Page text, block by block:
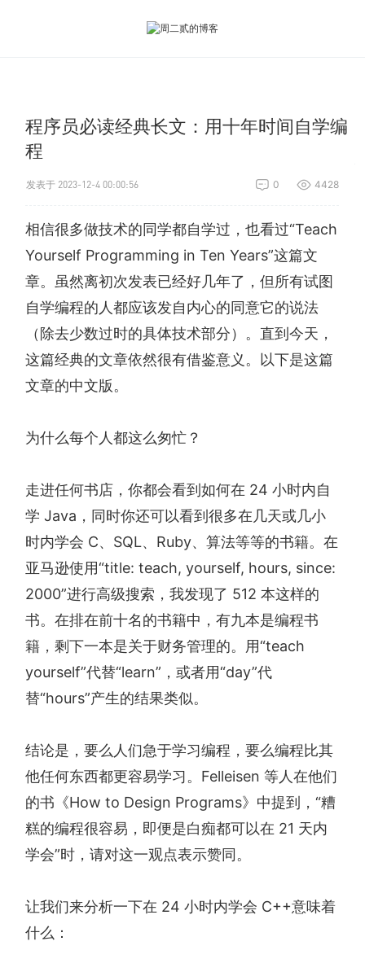
程序员必读经典长文：用十年时间自学编
程
4428
0
发表于 2023-12-4 00:00:56
相信很多做技术的同学都自学过，也看过“Teach
Yourself Programming in Ten Years”这篇文
章。虽然离初次发表已经好几年了，但所有试图
自学编程的人都应该发自内心的同意它的说法
（除去少数过时的具体技术部分）。直到今天，
这篇经典的文章依然很有借鉴意义。以下是这篇
文章的中文版。
为什么每个人都这么匆忙？
走进任何书店，你都会看到如何在 24 小时内自
学 Java，同时你还可以看到很多在几天或几小
时内学会 C、SQL、Ruby、算法等等的书籍。在
亚马逊使用“title: teach, yourself, hours, since:
2000”进行高级搜索，我发现了 512 本这样的
书。在排在前十名的书籍中，有九本是编程书
籍，剩下一本是关于财务管理的。用“teach
yourself”代替“learn”，或者用“day”代
替“hours”产生的结果类似。
结论是，要么人们急于学习编程，要么编程比其
他任何东西都更容易学习。Felleisen 等人在他们
的书《How to Design Programs》中提到，“糟
糕的编程很容易，即便是白痴都可以在 21 天内
学会”时，请对这一观点表示赞同。
让我们来分析一下在 24 小时内学会 C++意味着
什么：